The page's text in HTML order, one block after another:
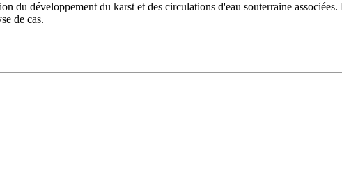
du développement du karst et des circulations d'eau souterraine
de cas.